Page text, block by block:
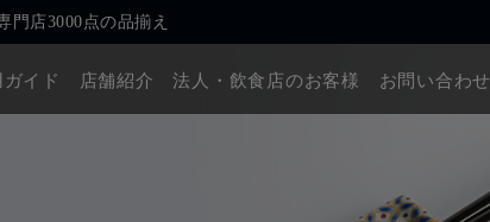
門店3000点の品揃え
イド 店舗紹介 法人・飲食店のお客様 お問い合わせ